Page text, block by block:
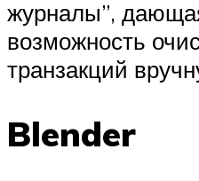
журналы”,
возможность
транзакций
Blender